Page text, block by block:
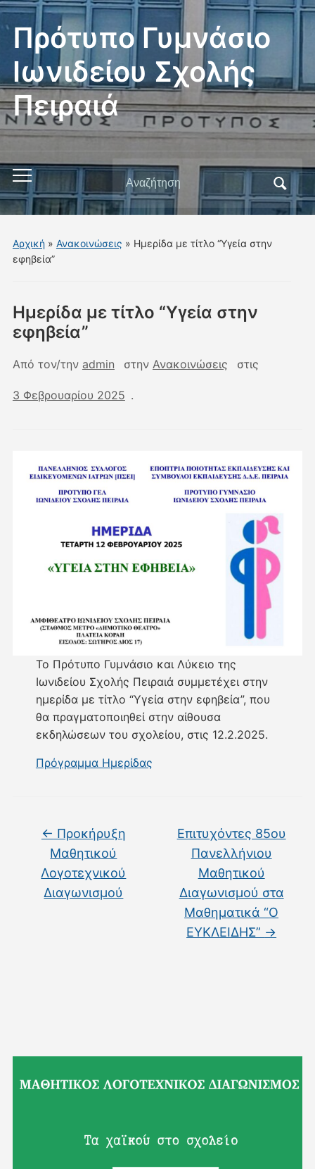
Πρότυπο Γυμνάσιο
Ιωνιδείου Σχολής
Πειραιά
Εναλλαγή
του
μενού
για
κινητά
Αναζήτηση
για:
Αρχική» Ανακοινώσεις » Ημερίδα με τίτλο “Υγεία στην
εφηβεία”
Ημερίδα με τίτλο “Υγεία στην
εφηβεία”
Από τον/την admin στην Ανακοινώσεις στις
3 Φεβρουαρίου 2025 .
Το Πρότυπο Γυμνάσιο και Λύκειο της
Iωνιδείου Σχολής Πειραιά συμμετέχει στην
ημερίδα με τίτλο “Υγεία στην εφηβεία”, που
θα πραγματοποιηθεί στην αίθουσα
εκδηλώσεων του σχολείου, στις 12.2.2025.
Πρόγραμμα Ημερίδας
← Προκήρυξη
Μαθητικού
Λογοτεχνικού
Διαγωνισμού
Επιτυχόντες 85ου
Πανελλήνιου
Μαθητικού
Διαγωνισμού στα
Μαθηματικά “Ο
ΕΥΚΛΕΙΔΗΣ” →